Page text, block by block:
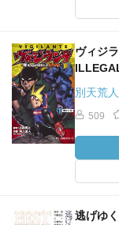
ヴィジ
別天荒
509
逃げゆ